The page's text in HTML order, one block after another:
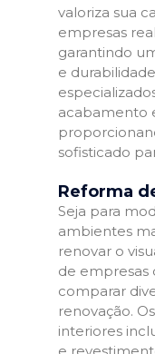
valoriza sua
empresas
garantindo
e
acabamento
sofisticado
Reforma
Seja para
ambientes
renovar o
de empresas
comparar
renovação.
interiores